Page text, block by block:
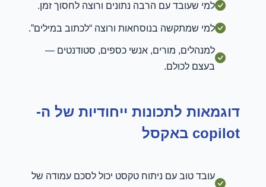
למי שעובד עם הרבה נתונים ורוצה לחסוך זמן.
למי שמתקשה בנוסחאות ורוצה “לכתוב במילים”.
למנהלים, מורים, אנשי כספים, סטודנטים —
בעצם לכולם.
דוגמאות לתכונות ייחודיות של ה-
copilot באקסל
עובד טוב עם ניתוח טקסט יכול לסכם עמודה של